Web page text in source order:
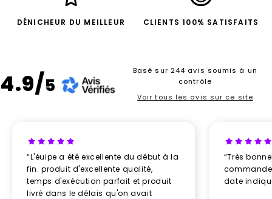
DÉNICHEUR DU MEILLEUR CLIENTS 100% SATISFAITS
4.9/5
Basé sur 244 avis soumis à un
contrôle
Voir tous les avis sur ce site
“L'éuipe a été excellente du début à la
fin. produit d'excellente qualité,
temps d'exécution parfait et produit
livré dans le délais qu'on avait
“Très
date